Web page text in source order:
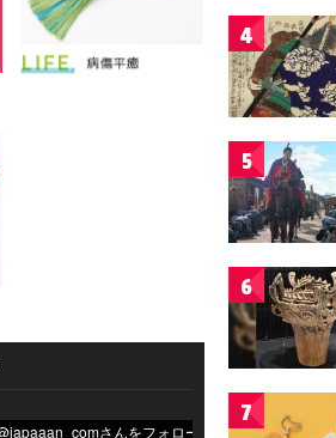
4
5
6
7